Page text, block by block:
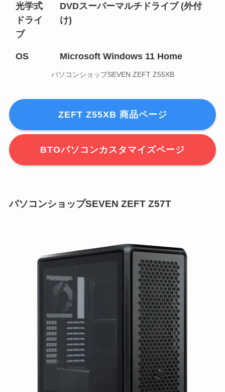
光学式
ドライ
ブ
DVDスーパーマルチドライブ (外付
け)
OS Microsoft Windows 11 Home
パソコンショップSEVEN ZEFT Z55XB
ZEFT Z55XB 商品ページ
BTOパソコンカスタマイズページ
パソコンショップSEVEN ZEFT Z57T